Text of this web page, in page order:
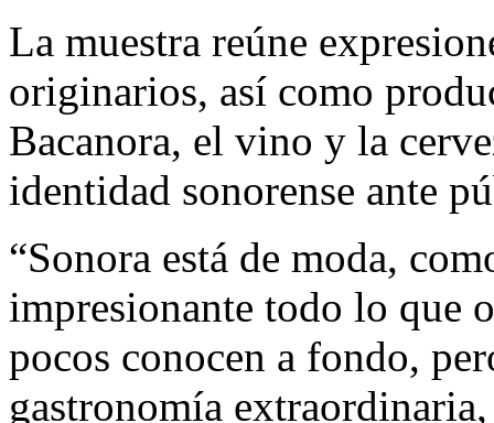
La muestra reúne
originarios, así como
Bacanora, el vino y la
identidad sonorense ante
“Sonora está de moda,
impresionante todo lo que
pocos conocen a fondo,
gastronomía